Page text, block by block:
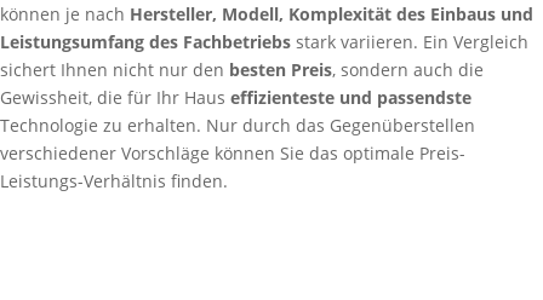
können je nach Hersteller, Modell, Komplexität des Einbaus und
Leistungsumfang des Fachbetriebs stark variieren. Ein Vergleich
sichert Ihnen nicht nur den besten Preis, sondern auch die
Gewissheit, die für Ihr Haus effizienteste und passendste
Technologie zu erhalten. Nur durch das Gegenüberstellen
verschiedener Vorschläge können Sie das optimale Preis-
Leistungs-Verhältnis finden.